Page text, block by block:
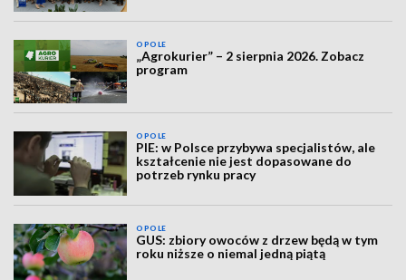
OPOLE
„Agrokurier” – 2 sierpnia 2026. Zobacz
program
OPOLE
PIE: w Polsce przybywa specjalistów, ale
kształcenie nie jest dopasowane do
potrzeb rynku pracy
OPOLE
GUS: zbiory owoców z drzew będą w tym
roku niższe o niemal jedną piątą